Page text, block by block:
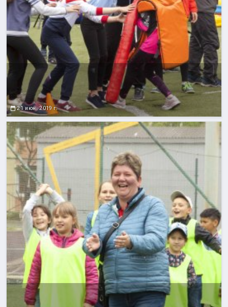
21 июн. 2019 г.